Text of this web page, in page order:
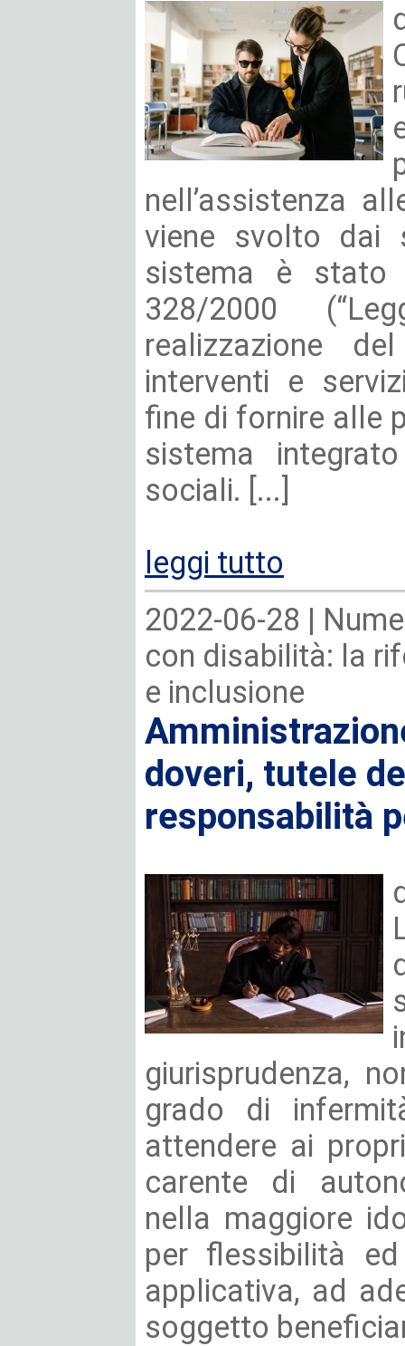
nell’assistenza
viene svolto dai
sistema è
328/2000
realizzazione
interventi e
fine di fornire alle
sistema
sociali. [...]
leggi tutto
2022-06-28 |
con disabilità: la
e inclusione
doveri, tutele
responsabilità
giurisprudenza,
grado di
attendere ai
carente di
nella maggiore
per flessibilità
applicativa, ad
soggetto